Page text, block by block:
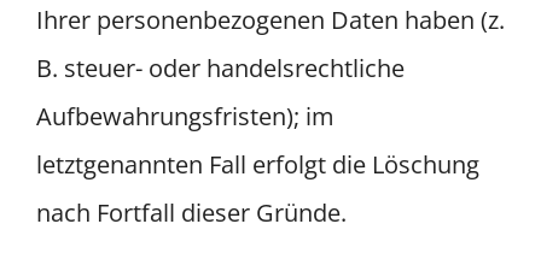
Ihrer personenbezogenen Daten haben (z.
B. steuer- oder handelsrechtliche
Aufbewahrungsfristen); im
letztgenannten Fall erfolgt die Löschung
nach Fortfall dieser Gründe.